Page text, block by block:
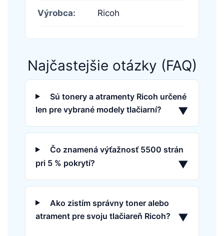
Výrobca: Ricoh
Najčastejšie otázky (FAQ)
Sú tonery a atramenty Ricoh určené
len pre vybrané modely tlačiarní?
▼
Čo znamená výťažnosť 5500 strán
pri 5 % pokrytí?
▼
Ako zistím správny toner alebo
atrament pre svoju tlačiareň Ricoh?
▼